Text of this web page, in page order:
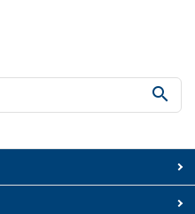
search